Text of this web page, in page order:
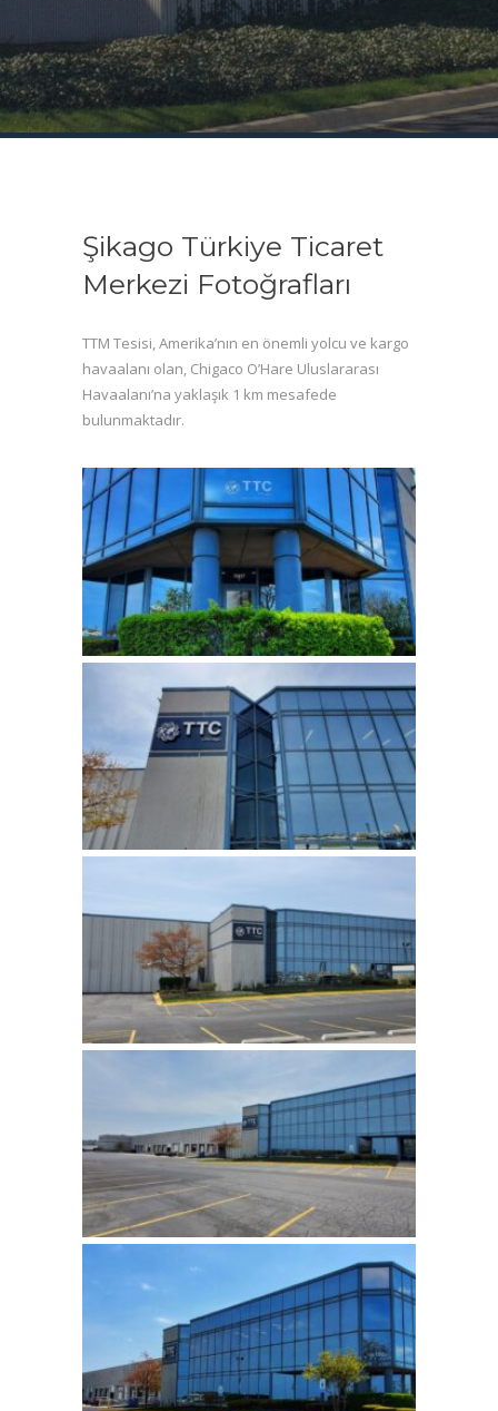
Şikago Türkiye Ticaret
Merkezi Fotoğrafları
TTM Tesisi, Amerika’nın en önemli yolcu ve kargo
havaalanı olan, Chigaco O’Hare Uluslararası
Havaalanı’na yaklaşık 1 km mesafede
bulunmaktadır.